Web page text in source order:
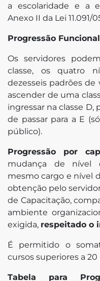
a escolaridade e a
Anexo II da Lei 11.091/
Progressão Funcional
Os servidores
classe, os quatro
dezesseis padrões
ascender de uma
ingressar na classe
de passar para a E
público).
Progressão por
mudança de nível
mesmo cargo e nível
obtenção pelo
de Capacitação,
ambiente
exigida, respeitado o
É permitido o
cursos superiores a
Tabela para